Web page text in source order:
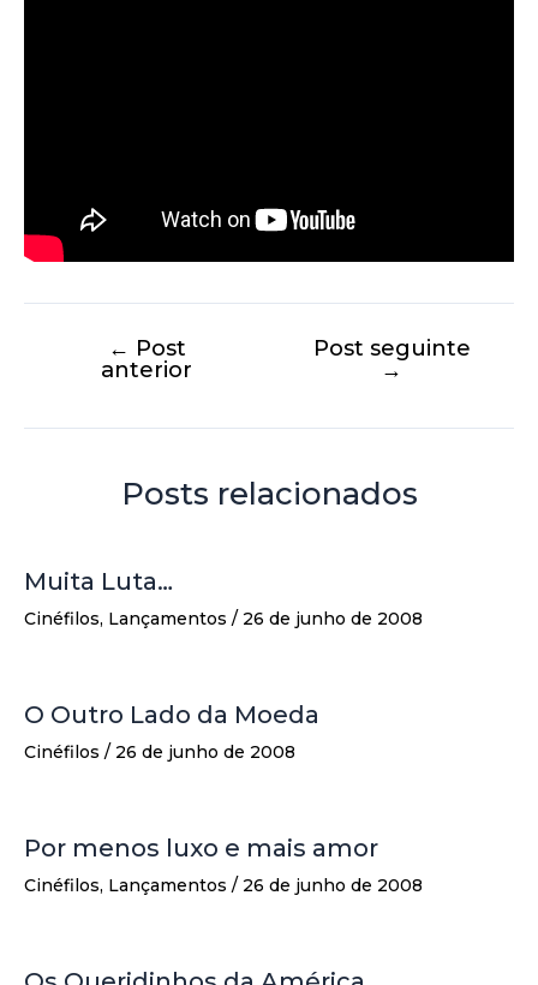
← Post
anterior
Post seguinte
→
Posts relacionados
Muita Luta…
Cinéfilos, Lançamentos / 26 de junho de 2008
O Outro Lado da Moeda
Cinéfilos / 26 de junho de 2008
Por menos luxo e mais amor
Cinéfilos, Lançamentos / 26 de junho de 2008